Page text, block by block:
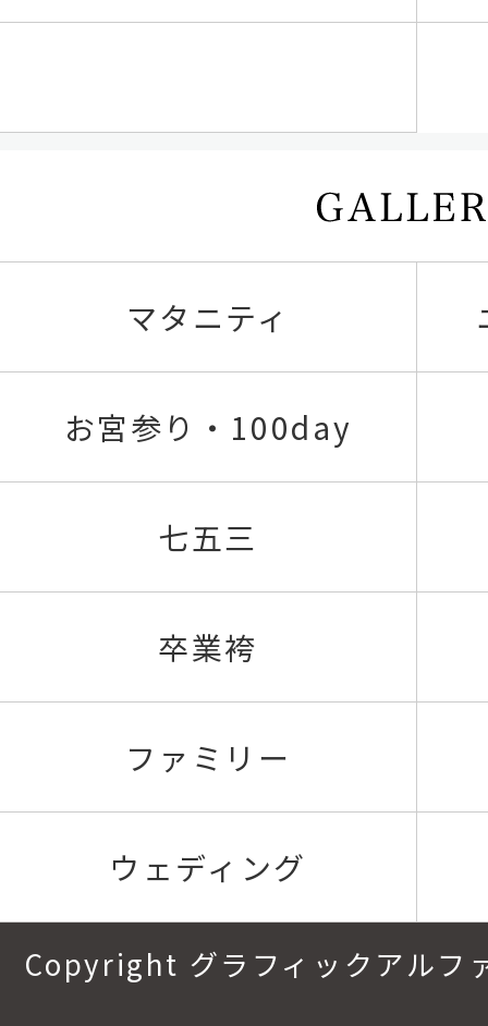
マタニティ
お宮参り・100day
七五三
卒業袴
ファミリー
ウェディング
Copyright グラフィックアル